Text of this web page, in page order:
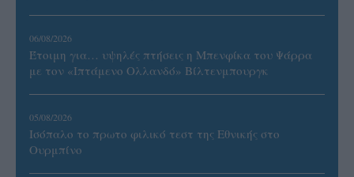
06/08/2026
Έτοιμη για… υψηλές πτήσεις η Μπενφίκα του Ψάρρα
με τον «Ιπτάμενο Ολλανδό» Βίλτενμπουργκ
05/08/2026
Ισόπαλο το πρωτο φιλικό τεστ της Εθνικής στο
Ουρμπίνο